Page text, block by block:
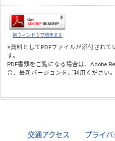
別ウィンドウで開きます
※資料としてPDFファイルが添付されて
す。
PDF書類をご覧になる場合は、Adobe
合、最新バージョンをご利用ください。
交通アクセス プライバ